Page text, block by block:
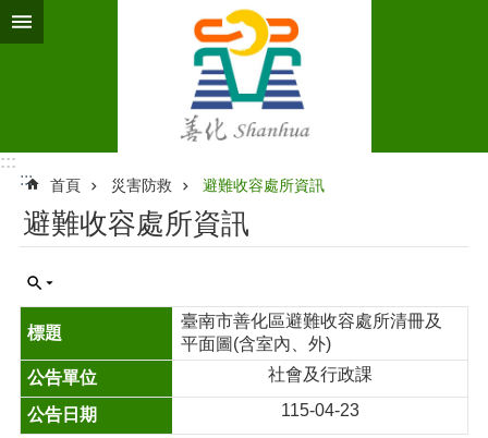
跳到主要內容區塊
:::
:::
首頁 災害防救 避難收容處所資訊
避難收容處所資訊
臺南市善化區避難收容處所清冊及
平面圖(含室內、外)
社會及行政課
115-04-23